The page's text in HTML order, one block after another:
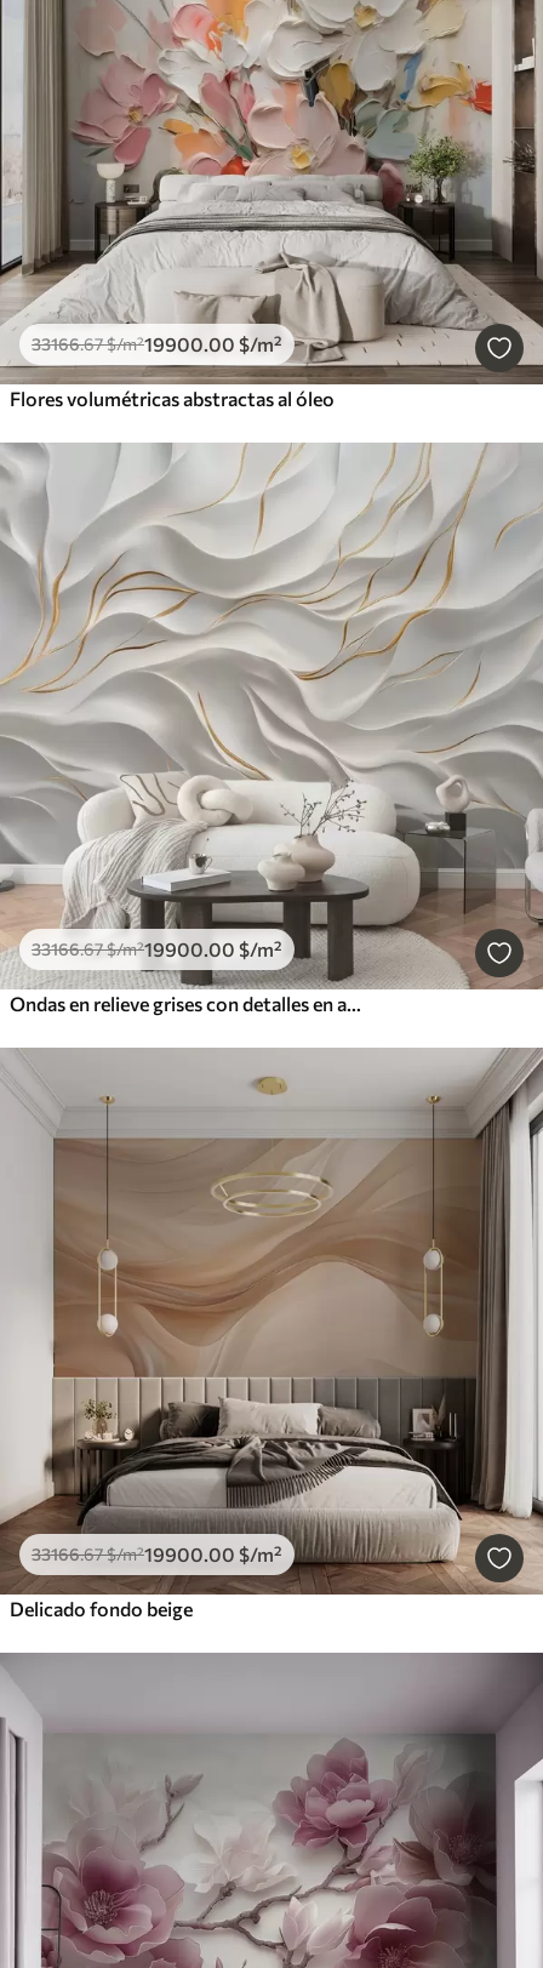
33166.67$/m²19900.00 $/m²
Flores volumétricas abstractas al óleo
33166.67$/m²19900.00 $/m²
Ondas en relieve grises con detalles en amarillo
33166.67$/m²19900.00 $/m²
Delicado fondo beige